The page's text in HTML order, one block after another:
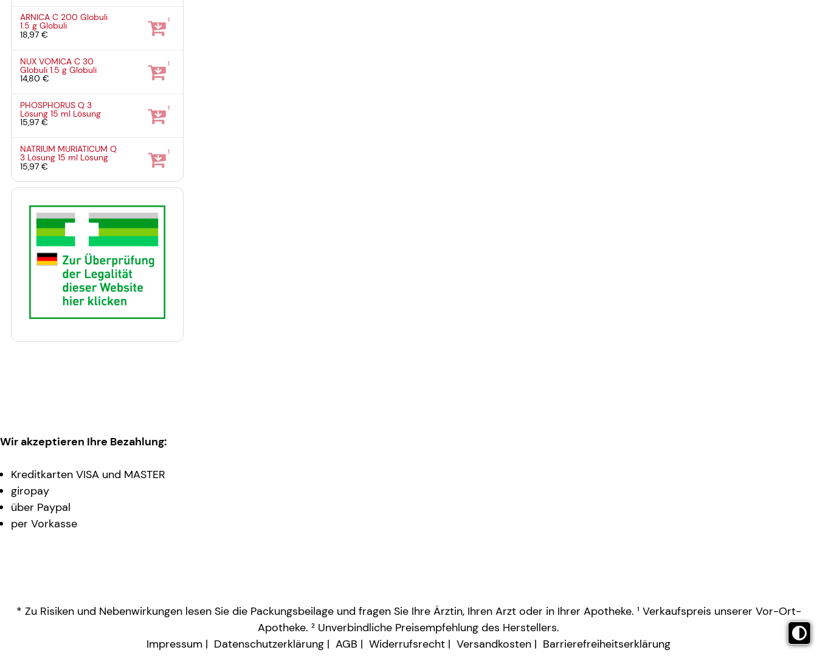
ARNICA C 200 Globuli
1.5 gGlobuli
18,97 €
1
NUX VOMICA C 30
Globuli1.5 gGlobuli
14,80 €
1
PHOSPHORUS Q 3
Lösung15 ml Lösung
15,97 €
1
NATRIUM MURIATICUM Q
3 Lösung15 ml Lösung
15,97 €
1
Wir akzeptieren Ihre Bezahlung:
Kreditkarten VISA und MASTER
giropay
über Paypal
per Vorkasse
* Zu Risiken und Nebenwirkungen lesen Sie die Packungsbeilage und fragen Sie Ihre Ärztin, Ihren Arzt oder in Ihrer Apotheke. ¹ Verkaufspreis unserer Vor-Ort-
Apotheke. ² Unverbindliche Preisempfehlung des Herstellers.
Impressum
Datenschutzerklärung AGB Widerrufsrecht Versandkosten Barrierefreiheitserklärung